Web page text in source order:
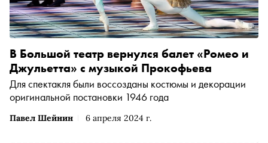
Павел Шейнин 6 апреля 2024 г.
В Большой театр вернулся балет «Ромео и
Джульетта» с музыкой Прокофьева
Для спектакля были воссозданы костюмы и декорации
оригинальной постановки 1946 года